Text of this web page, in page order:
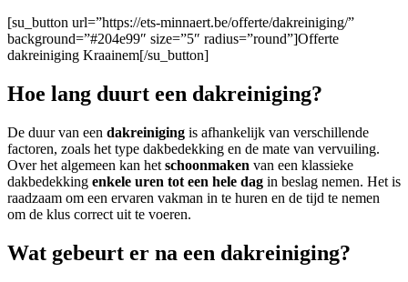
[su_button url=”https://ets-minnaert.be/offerte/dakreiniging/”
background=”#204e99″ size=”5″ radius=”round”]Offerte
dakreiniging Kraainem[/su_button]
Hoe lang duurt een dakreiniging?
De duur van een dakreiniging is afhankelijk van verschillende
factoren, zoals het type dakbedekking en de mate van vervuiling.
Over het algemeen kan het schoonmaken van een klassieke
dakbedekking enkele uren tot een hele dag in beslag nemen. Het is
raadzaam om een ervaren vakman in te huren en de tijd te nemen
om de klus correct uit te voeren.
Wat gebeurt er na een dakreiniging?